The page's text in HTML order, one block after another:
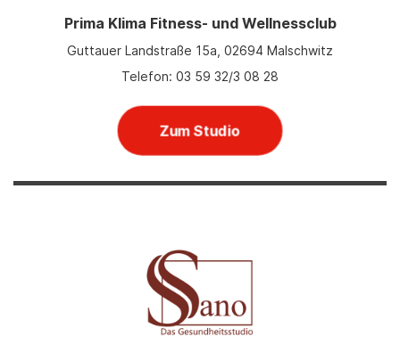
Prima Klima Fitness- und Wellnessclub
Guttauer Landstraße 15a, 02694 Malschwitz
Telefon: 03 59 32/3 08 28
Zum Studio